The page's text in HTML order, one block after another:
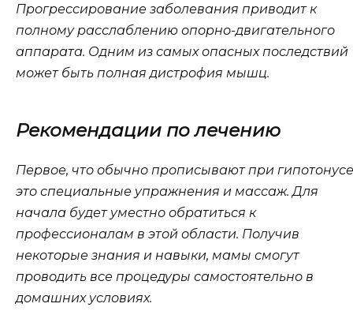
Прогрессирование заболевания приводит к
полному расслаблению опорно-двигательного
аппарата. Одним из самых опасных последствий
может быть полная дистрофия мышц.
Рекомендации по лечению
Первое, что обычно прописывают при
это специальные упражнения и массаж. Для
начала будет уместно обратиться к
профессионалам в этой области. Получив
некоторые знания и навыки, мамы смогут
проводить все процедуры самостоятельно в
домашних условиях.